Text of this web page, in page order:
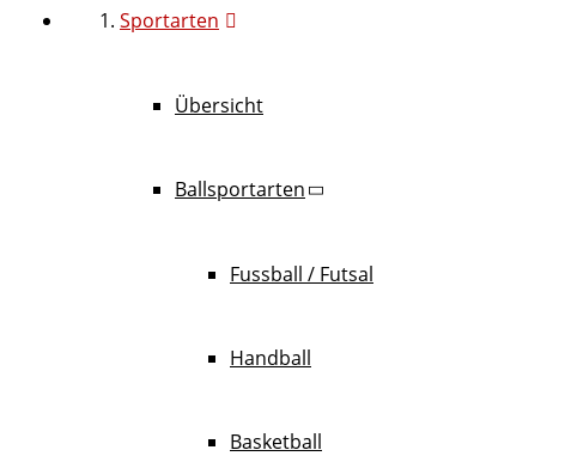
Sportarten
Übersicht
Ballsportarten
Fussball / Futsal
Handball
Basketball